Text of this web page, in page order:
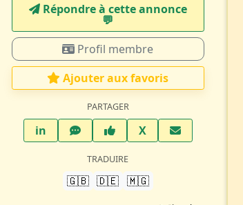
Répondre à cette annonce
💬​
Profil membre
Ajouter aux favoris
PARTAGER
inLinkedInWhatsAppFacebook
XTwitter X
TRADUIRE
🇬🇧 🇩🇪 🇲🇬